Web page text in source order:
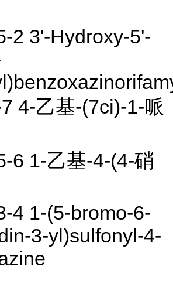
2 3'-Hydroxy-5'-
4-乙基-(7ci)-1-哌
6 1-乙基-4-(4-硝
4 1-(5-bromo-6-
3-yl)sulfonyl-4-